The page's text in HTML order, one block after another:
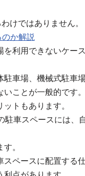
けではありません。
か解説
利用できないケー
車場、機械式駐車場
ことが一般的です。
トもあります。
駐車スペースには、
。
ペースに配置する仕